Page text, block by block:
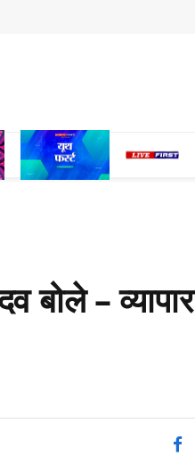
बोले – व्यापार